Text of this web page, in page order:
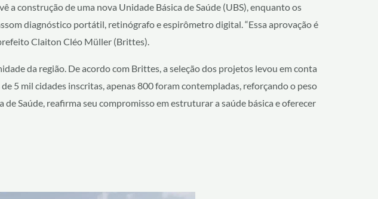
construção de uma nova Unidade Básica de Saúde (UBS), enquanto os
diagnóstico portátil, retinógrafo e espirômetro digital. “Essa aprovação é
Claiton Cléo Müller (Brittes).
da região. De acordo com Brittes, a seleção dos projetos levou em conta
5 mil cidades inscritas, apenas 800 foram contempladas, reforçando o peso
Saúde, reafirma seu compromisso em estruturar a saúde básica e oferecer